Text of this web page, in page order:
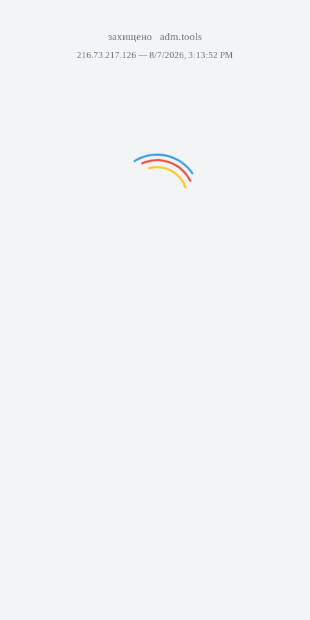
захищено adm.tools
216.73.217.126 — 8/7/2026, 3:13:52 PM